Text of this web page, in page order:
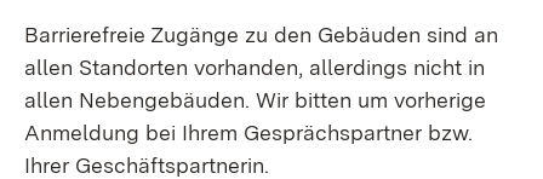
Barrierefreie Zugänge zu den Gebäuden sind an
allen Standorten vorhanden, allerdings nicht in
allen Nebengebäuden. Wir bitten um vorherige
Anmeldung bei Ihrem Gesprächspartner bzw.
Ihrer Geschäftspartnerin.